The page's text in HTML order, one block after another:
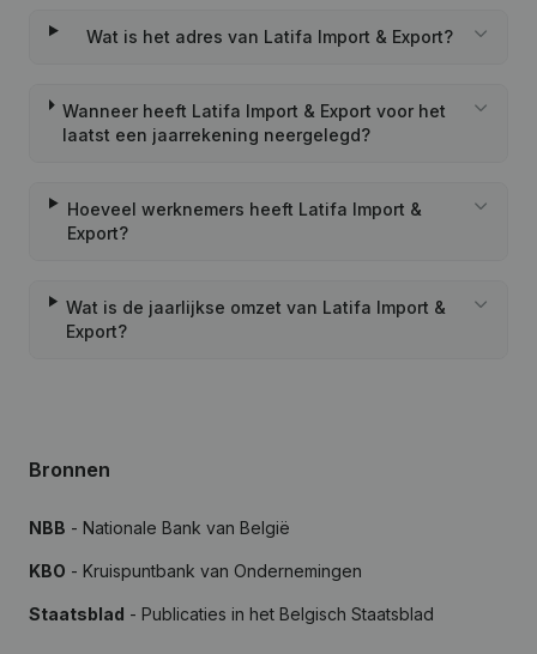
Wat is het adres van Latifa Import & Export?
Wanneer heeft Latifa Import & Export voor het
laatst een jaarrekening neergelegd?
Hoeveel werknemers heeft Latifa Import &
Export?
Wat is de jaarlijkse omzet van Latifa Import &
Export?
Bronnen
NBB - Nationale Bank van België
KBO - Kruispuntbank van Ondernemingen
Staatsblad - Publicaties in het Belgisch Staatsblad